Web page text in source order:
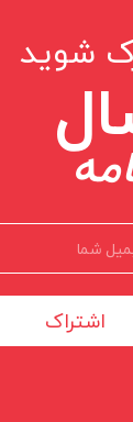
شوید
اشتراک